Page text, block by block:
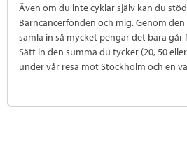
Även om du inte cyklar själv kan du
Barncancerfonden och mig. Genom
samla in så mycket pengar det bara
Sätt in den summa du tycker (20, 50
under vår resa mot Stockholm och en